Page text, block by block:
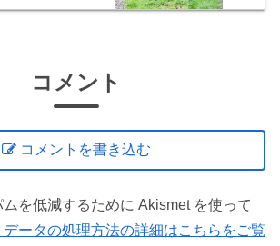
コメント
コメントを書き込む
を低減するために Akismet を使って
データの処理方法の詳細はこちらをご覧